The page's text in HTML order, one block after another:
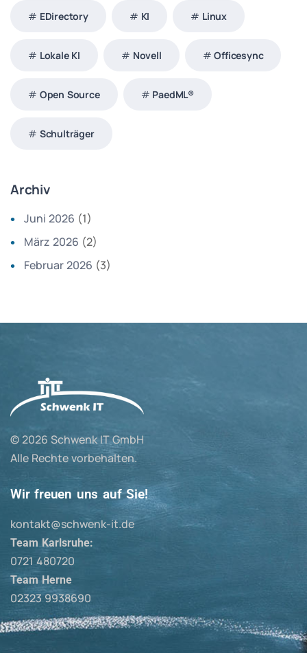
EDirectory KI Linux
Lokale KI Novell Officesync
Open Source PaedML®
Schulträger
Archiv
Juni 2026 (1)
März 2026 (2)
Februar 2026 (3)
© 2026 Schwenk IT GmbH
Alle Rechte vorbehalten.
Wir freuen uns auf Sie!
kontakt@schwenk-it.de
Team Karlsruhe:
0721 480720
Team Herne
02323 9938690